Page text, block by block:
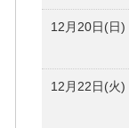
12月20日(日)
12月22日(火)